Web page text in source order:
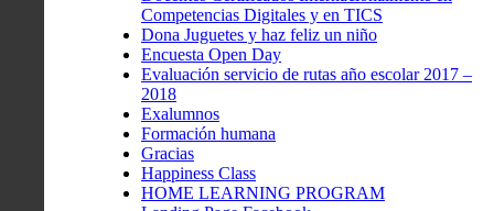
Competencias Digitales y en TICS
Dona Juguetes y haz feliz un niño
Encuesta Open Day
Evaluación servicio de rutas año escolar 2017 –
2018
Exalumnos
Formación humana
Gracias
Happiness Class
HOME LEARNING PROGRAM